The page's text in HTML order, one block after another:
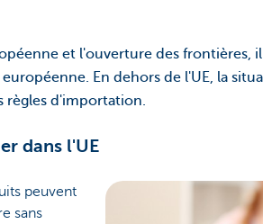
et l'ouverture des frontières,
En dehors de l'UE, la
règles d'importation.
dans l'UE
peuvent
sans